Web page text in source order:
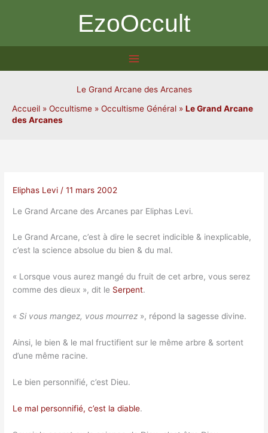
EzoOccult
Le Grand Arcane des Arcanes
Accueil » Occultisme » Occultisme Général » Le Grand Arcane
des Arcanes
Eliphas Levi /11 mars 2002
Le Grand Arcane des Arcanes par Eliphas Levi.
Le Grand Arcane, c’est à dire le secret indicible & inexplicable,
c’est la science absolue du bien & du mal.
« Lorsque vous aurez mangé du fruit de cet arbre, vous serez
comme des dieux », dit le Serpent.
«Si vous mangez, vous mourrez », répond la sagesse divine.
Ainsi, le bien & le mal fructifient sur le même arbre & sortent
d’une même racine.
Le bien personnifié, c’est Dieu.
Le mal personnifié, c’est la diable.